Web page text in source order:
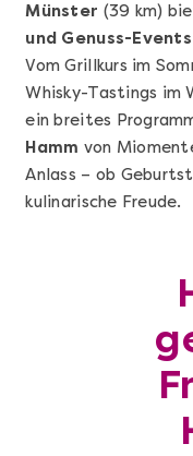
Sushi-
Münster (39 km)
und Genuss-Events
Vom Grillkurs im
Whisky-Tastings im
ein breites
Hamm von
Anlass – ob
kulinarische Freude.